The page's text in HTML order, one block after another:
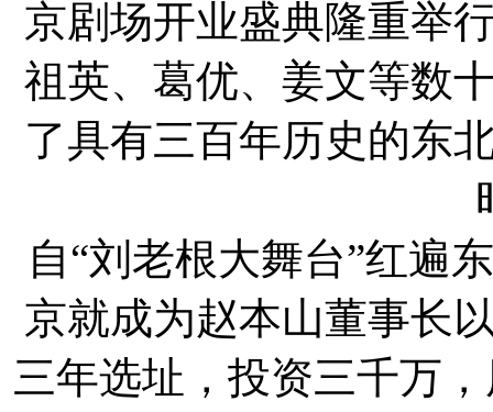
京剧场开业盛典隆重举
祖英、葛优、姜文等数
了具有三百年历史的东
自“刘老根大舞台”红遍
京就成为赵本山董事长
三年选址，投资三千万